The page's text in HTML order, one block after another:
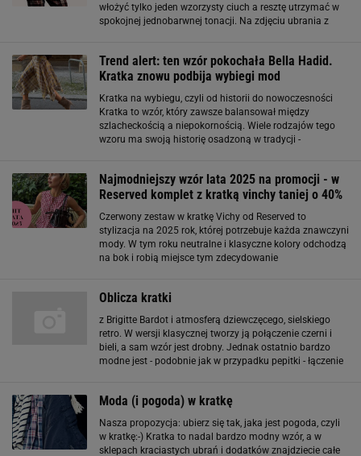
włożyć tylko jeden wzorzysty ciuch a resztę utrzymać w
spokojnej jednobarwnej tonacji. Na zdjęciu ubrania z
Trend alert: ten wzór pokochała Bella Hadid.
Kratka znowu podbija wybiegi mod
Kratka na wybiegu, czyli od historii do nowoczesności
Kratka to wzór, który zawsze balansował między
szlacheckością a niepokornością. Wiele rodzajów tego
wzoru ma swoją historię osadzoną w tradycji -
Najmodniejszy wzór lata 2025 na promocji - w
Reserved komplet z kratką vinchy taniej o 40%
Czerwony zestaw w kratkę Vichy od Reserved to
stylizacja na 2025 rok, której potrzebuje każda znawczyni
mody. W tym roku neutralne i klasyczne kolory odchodzą
na bok i robią miejsce tym zdecydowanie
Oblicza kratki
z Brigitte Bardot i atmosferą dziewczęcego, sielskiego
retro. W wersji klasycznej tworzy ją połączenie czerni i
bieli, a sam wzór jest drobny. Jednak ostatnio bardzo
modne jest - podobnie jak w przypadku pepitki - łączenie
Moda (i pogoda) w kratkę
Nasza propozycja: ubierz się tak, jaka jest pogoda, czyli
w kratkę:-) Kratka to nadal bardzo modny wzór, a w
sklepach kraciastych ubrań i dodatków znajdziecie całe